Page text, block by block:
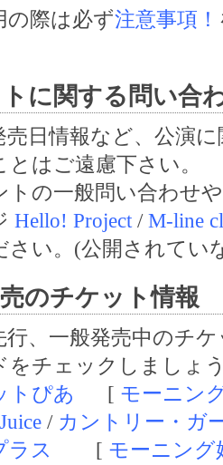
の際は必ず注意事項！
に関する問い合
売日情報など、公演
とはご遠慮下さい。
トの一般問い合わせ
Hello! Project /M-line
さい。(公開されてい
のチケット情報
行、一般発売中のチ
をチェックしましょ
トぴあ
[ モーニン
/ カントリー・ガ
ラス
[ モーニング